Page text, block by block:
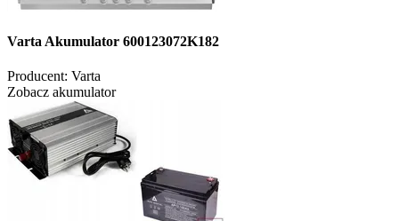
Varta Akumulator 600123072K182
Producent: Varta
Zobacz akumulator